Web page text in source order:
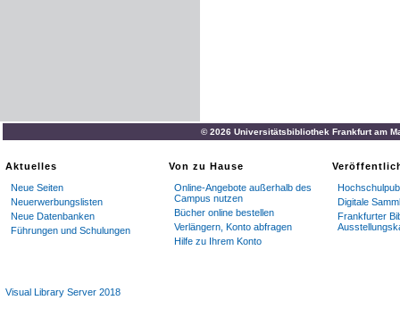
© 2026 Universitätsbibliothek Frankfurt am
Aktuelles
Neue Seiten
Neuerwerbungslisten
Neue Datenbanken
Führungen und Schulungen
Von zu Hause
Online-Angebote außerhalb des
Campus nutzen
Bücher online bestellen
Verlängern, Konto abfragen
Hilfe zu Ihrem Konto
Digitale
Frankfurter
Visual Library Server 2018